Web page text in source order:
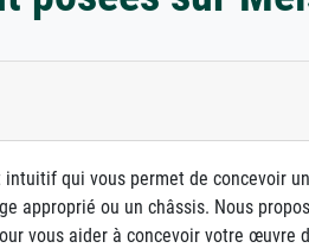
qui vous permet de concevoir
ou un châssis. Nous
vous aider à concevoir votre œuvre